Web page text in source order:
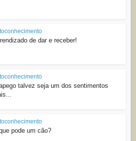
de dar e receber!
talvez seja um dos sentimentos
pode um cão?